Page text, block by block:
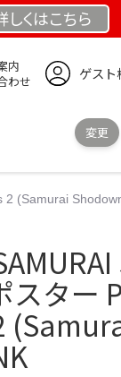
しくはこちら
内
わせ
ゲスト
変更
2 (Samurai
スター